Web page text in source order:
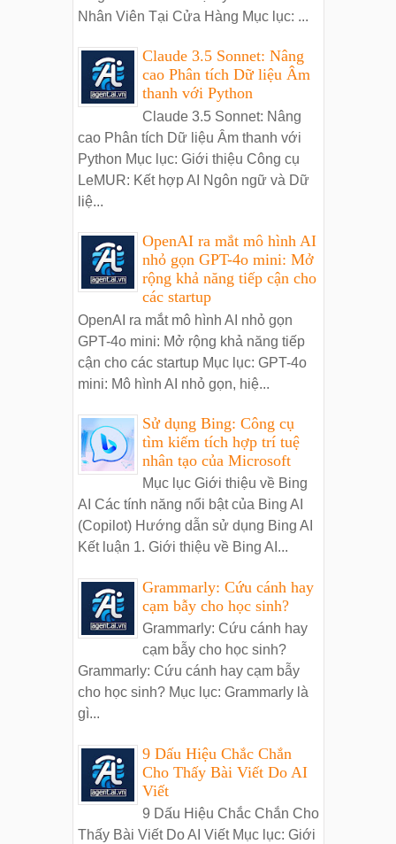
Nhân Viên Tại Cửa Hàng Mục lục: ...
Claude 3.5 Sonnet: Nâng
cao Phân tích Dữ liệu Âm
thanh với Python
Claude 3.5 Sonnet: Nâng
cao Phân tích Dữ liệu Âm thanh với
Python Mục lục: Giới thiệu Công cụ
LeMUR: Kết hợp AI Ngôn ngữ và Dữ
liệ...
OpenAI ra mắt mô hình AI
nhỏ gọn GPT-4o mini: Mở
rộng khả năng tiếp cận cho
các startup
OpenAI ra mắt mô hình AI nhỏ gọn
GPT-4o mini: Mở rộng khả năng tiếp
cận cho các startup Mục lục: GPT-4o
mini: Mô hình AI nhỏ gọn, hiệ...
Sử dụng Bing: Công cụ
tìm kiếm tích hợp trí tuệ
nhân tạo của Microsoft
Mục lục Giới thiệu về Bing
AI Các tính năng nổi bật của Bing AI
(Copilot) Hướng dẫn sử dụng Bing AI
Kết luận 1. Giới thiệu về Bing AI...
Grammarly: Cứu cánh hay
cạm bẫy cho học sinh?
Grammarly: Cứu cánh hay
cạm bẫy cho học sinh?
Grammarly: Cứu cánh hay cạm bẫy
cho học sinh? Mục lục: Grammarly là
gì...
9 Dấu Hiệu Chắc Chắn
Cho Thấy Bài Viết Do AI
Viết
9 Dấu Hiệu Chắc Chắn Cho
Thấy Bài Viết Do AI Viết Mục lục: Giới